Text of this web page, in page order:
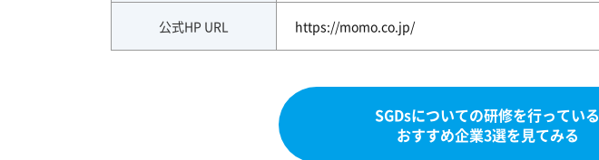
公式HP URL https://momo.co.jp/
SGDsについての研修を行っている
おすすめ企業3選を見てみる